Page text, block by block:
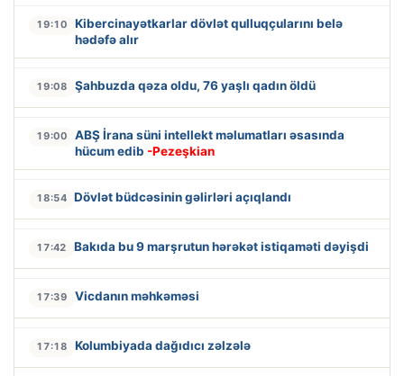
19:10
Kibercinayətkarlar dövlət qulluqçularını belə
hədəfə alır
19:08 Şahbuzda qəza oldu, 76 yaşlı qadın öldü
19:00
ABŞ İrana süni intellekt məlumatları əsasında
hücum edib -Pezeşkian
18:54 Dövlət büdcəsinin gəlirləri açıqlandı
17:42 Bakıda bu 9 marşrutun hərəkət istiqaməti dəyişdi
17:39 Vicdanın məhkəməsi
17:18 Kolumbiyada dağıdıcı zəlzələ